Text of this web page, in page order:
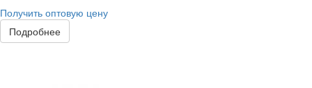
Получить оптовую цену
Подробнее